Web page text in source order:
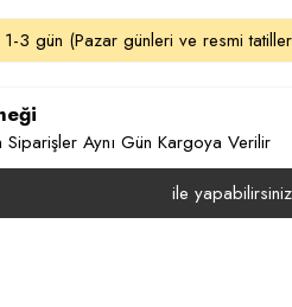
1-3 gün (Pazar günleri ve resmi
Aynı Gün Kargoya Verilir
ile